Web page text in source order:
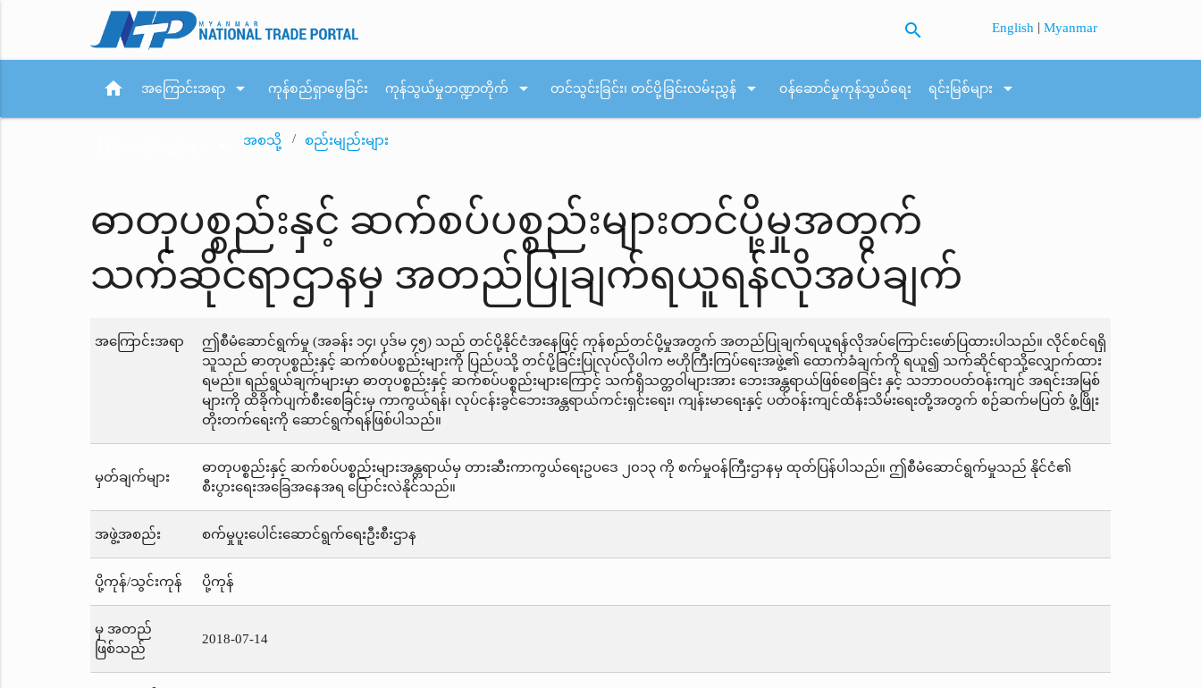
search English |Myanmar
home အကြောင်းအရာ arrow_drop_down ကုန်စည်ရှာဖွေခြင်း ကုန်သွယ်မှုဘဏ္ဍာတိုက် arrow_drop_down တင်သွင်းခြင်း၊ တင်ပို့ခြင်းလမ်းညွှန် arrow_drop_down ဝန်ဆောင်မှုကုန်သွယ်ရေး ရင်းမြစ်များ arrow_drop_down
အစသို့ စည်းမျည်းများ
ဓာတုပစ္စည်းနှင့် ဆက်စပ်ပစ္စည်းများတင်ပို့မှုအတွက်
သက်ဆိုင်ရာဌာနမှ အတည်ပြုချက်ရယူရန်လိုအပ်ချက်
အကြောင်းအရာ
ဤစီမံဆောင်ရွက်မှု (အခန်း ၁၄၊ ပုဒ်မ ၄၅) သည် တင်ပို့နိုင်ငံအနေဖြင့် ကုန်စည်တင်ပို့မှုအတွက် အတည်ပြုချက်ရယူရန်လိုအပ်ကြောင်းဖော်ပြထားပါသည်။ လိုင်စင်ရရှိ
သူသည် ဓာတုပစ္စည်းနှင့် ဆက်စပ်ပစ္စည်းများကို ပြည်ပသို့ တင်ပို့ခြင်းပြုလုပ်လိုပါက ဗဟိုကြီးကြပ်ရေးအဖွဲ့၏ ထောက်ခံချက်ကို ရယူ၍ သက်ဆိုင်ရာသို့လျှောက်ထား
ရမည်။ ရည်ရွယ်ချက်များမှာ ဓာတုပစ္စည်းနှင့် ဆက်စပ်ပစ္စည်းများကြောင့် သက်ရှိသတ္တဝါများအား ဘေးအန္တရာယ်ဖြစ်စေခြင်း နှင့် သဘာဝပတ်ဝန်းကျင် အရင်းအမြစ်
များကို ထိခိုက်ပျက်စီးစေခြင်းမှ ကာကွယ်ရန်၊ လုပ်ငန်းခွင်ဘေးအန္တရာယ်ကင်းရှင်းရေး၊ ကျန်းမာရေးနှင့် ပတ်ဝန်းကျင်ထိန်းသိမ်းရေးတို့အတွက် စဉ်ဆက်မပြတ် ဖွံ့ဖြိုး
တိုးတက်ရေးကို ဆောင်ရွက်ရန်ဖြစ်ပါသည်။
မှတ်ချက်များ
ဓာတုပစ္စည်းနှင့် ဆက်စပ်ပစ္စည်းများအန္တရာယ်မှ တားဆီးကာကွယ်ရေးဥပဒေ ၂၀၁၃ ကို စက်မှုဝန်ကြီးဌာနမှ ထုတ်ပြန်ပါသည်။ ဤစီမံဆောင်ရွက်မှုသည် နိုင်ငံ၏
စီးပွားရေးအခြေအနေအရ ပြောင်းလဲနိုင်သည်။
အဖွဲ့အစည်း စက်မှုပူးပေါင်းဆောင်ရွက်ရေးဦးစီးဌာန
ပို့ကုန်/သွင်းကုန် ပို့ကုန်
မှ အတည်
ဖြစ်သည်
2018-07-14